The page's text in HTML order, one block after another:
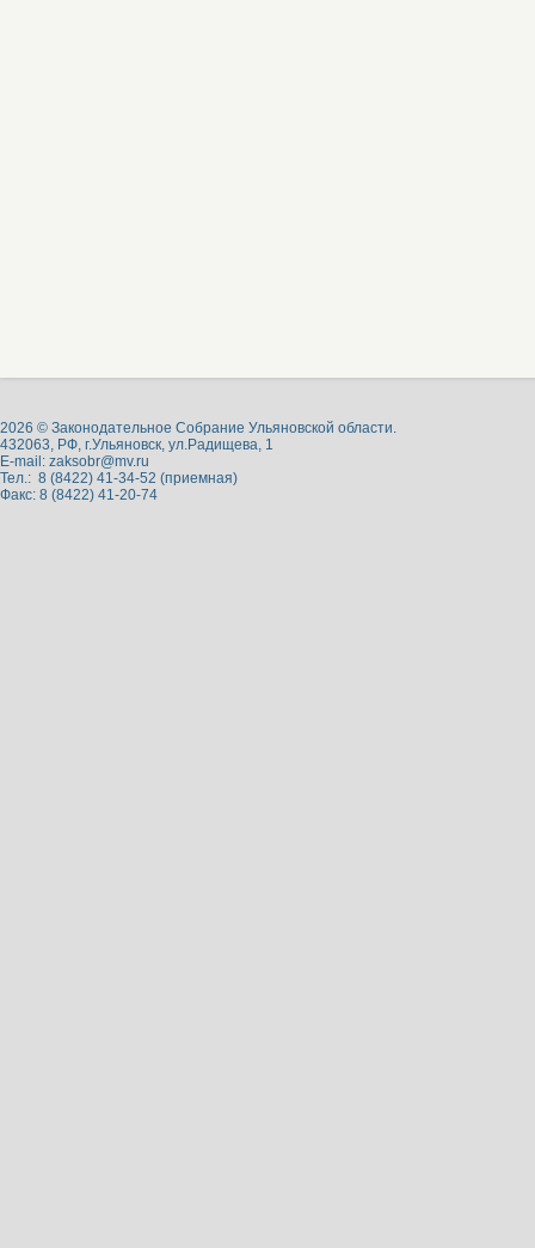
2026 © Законодательное Собрание Ульяновской области.
432063, РФ, г.Ульяновск, ул.Радищева, 1
E-mail: zaksobr@mv.ru
Тел.: 8 (8422) 41-34-52 (приемная)
Факс: 8 (8422) 41-20-74